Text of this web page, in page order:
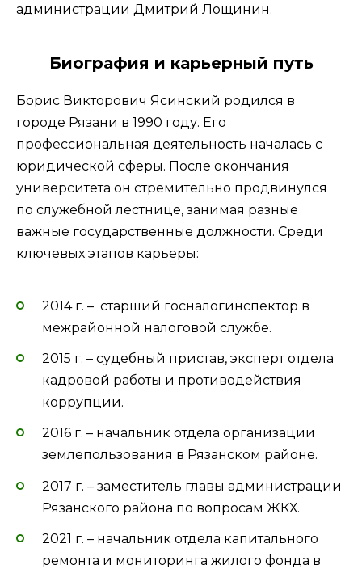
администрации Дмитрий Лощинин.
Биография и карьерный путь
Борис Викторович Ясинский родился в
городе Рязани в 1990 году. Его
профессиональная деятельность началась с
юридической сферы. После окончания
университета он стремительно продвинулся
по служебной лестнице, занимая разные
важные государственные должности. Среди
ключевых этапов карьеры:
2014 г. – старший госналогинспектор в
межрайонной налоговой службе.
2015 г. – судебный пристав, эксперт отдела
кадровой работы и противодействия
коррупции.
2016 г. – начальник отдела организации
землепользования в Рязанском районе.
2017 г. – заместитель главы администрации
Рязанского района по вопросам ЖКХ.
2021 г. – начальник отдела капитального
ремонта и мониторинга жилого фонда в